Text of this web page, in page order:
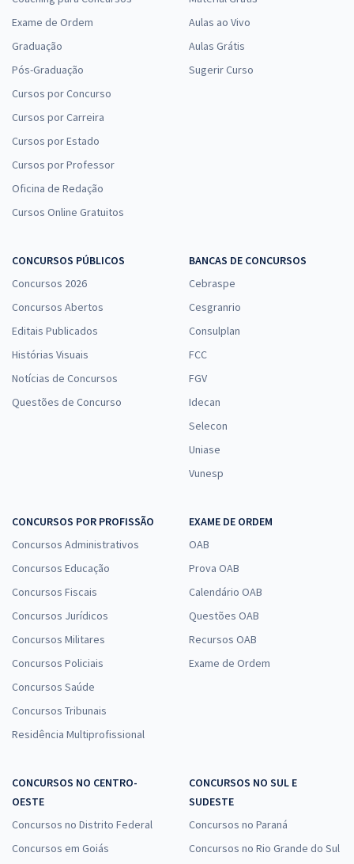
Exame de Ordem
Graduação
Pós-Graduação
Cursos por Concurso
Cursos por Carreira
Cursos por Estado
Cursos por Professor
Oficina de Redação
Cursos Online Gratuitos
Aulas ao Vivo
Aulas Grátis
Sugerir Curso
CONCURSOS PÚBLICOS
Concursos 2026
Concursos Abertos
Editais Publicados
Histórias Visuais
Notícias de Concursos
Questões de Concurso
BANCAS DE CONCURSOS
Cebraspe
Cesgranrio
Consulplan
FCC
FGV
Idecan
Selecon
Uniase
Vunesp
CONCURSOS POR PROFISSÃO
Concursos Administrativos
Concursos Educação
Concursos Fiscais
Concursos Jurídicos
Concursos Militares
Concursos Policiais
Concursos Saúde
Concursos Tribunais
Residência Multiprofissional
EXAME DE ORDEM
OAB
Prova OAB
Calendário OAB
Questões OAB
Recursos OAB
Exame de Ordem
CONCURSOS NO CENTRO-
OESTE
Concursos no Distrito Federal
Concursos em Goiás
CONCURSOS NO SUL E
SUDESTE
Concursos no Paraná
Concursos no Rio Grande do Sul